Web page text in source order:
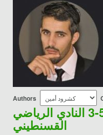
Authors
الجولة 28: نادي باردوا 5-3 النادي الرياضي
القسنطيني